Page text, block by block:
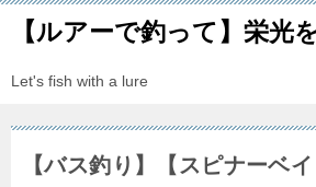
【ルアーで釣って】栄光
Let's fish with a lure
【バス釣り】【スピナーベ